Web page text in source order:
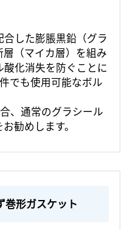
した膨脹黒鉛（グラ
（マイカ層）を組み
化消失を防ぐことに
でも使用可能なボル
、通常のグラシール
勧めします。
巻形ガスケット